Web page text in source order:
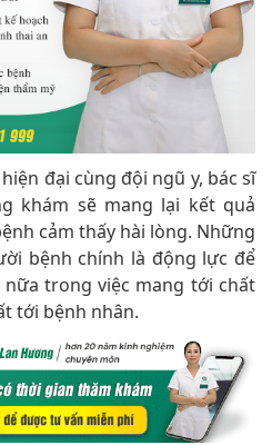
đại cùng đội ngũ y, bác sĩ
khám sẽ mang lại kết quả
cảm thấy hài lòng. Những
bệnh chính là động lực để
trong việc mang tới chất
tới bệnh nhân.